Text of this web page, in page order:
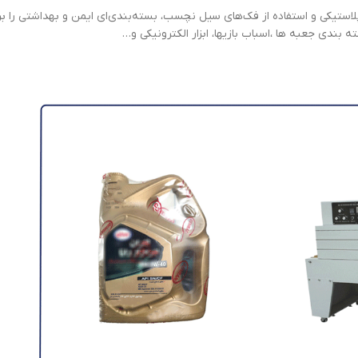
و استفاده از فک‌های سیل نچسب، بسته‌بندی‌ای ایمن و بهداشتی را
جعبه ها ،‌اسباب بازیها، ابزار الکترونیکی و…